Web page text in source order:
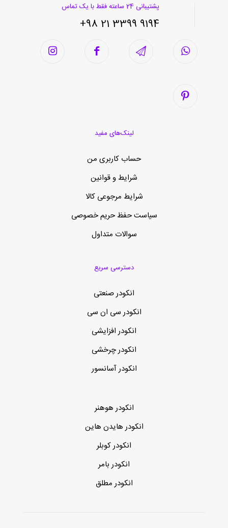
پشتیبانی 24 ساعته فقط با یک تماس
9194 3399 21 98+
لینک‌های مفید
حساب کاربری من
شرایط و قوانین
شرایط مرجوعی کالا
سیاست حفظ حریم خصوصی
سوالات متداول
دسترسی سریع
انکودر صنعتی
انکودر سی ان سی
انکودر افزایشی
انکودر چرخشی
انکودر آسانسور
انکودر هوهنر
انکودر هایدن هاین
انکودر کوبلر
انکودر بامر
انکودر مطلق